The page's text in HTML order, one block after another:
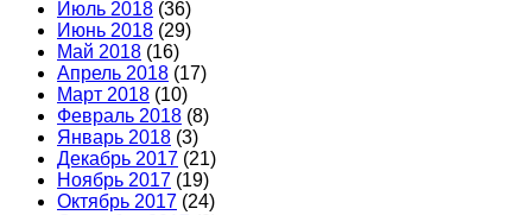
Июль 2018 (36)
Июнь 2018 (29)
Май 2018 (16)
Апрель 2018 (17)
Март 2018 (10)
Февраль 2018 (8)
Январь 2018 (3)
Декабрь 2017 (21)
Ноябрь 2017 (19)
Октябрь 2017 (24)